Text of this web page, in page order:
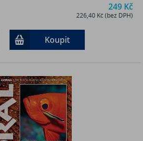
249 Kč
226,40 Kč (bez DPH)
Koupit